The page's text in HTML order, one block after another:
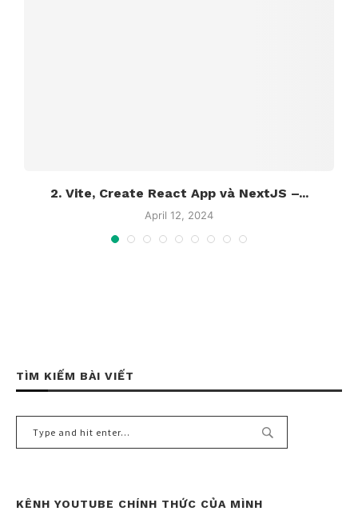
2. Vite, Create React App và NextJS –...
April 12, 2024
TÌM KIẾM BÀI VIẾT
KÊNH YOUTUBE CHÍNH THỨC CỦA MÌNH